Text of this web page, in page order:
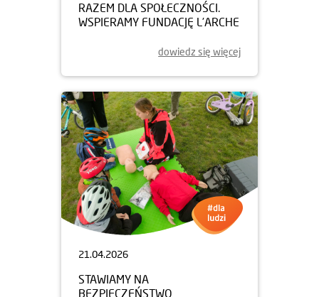
RAZEM DLA SPOŁECZNOŚCI.
WSPIERAMY FUNDACJĘ L’ARCHE
dowiedz się więcej
21.04.2026
STAWIAMY NA
BEZPIECZEŃSTWO